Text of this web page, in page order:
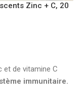
Zinc + C, 20
et de vitamine C
immunitaire.